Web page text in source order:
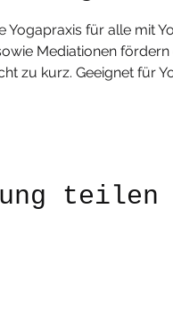
Yogapraxis für alle mit
Mediationen
zu kurz. Geeignet für
teilen